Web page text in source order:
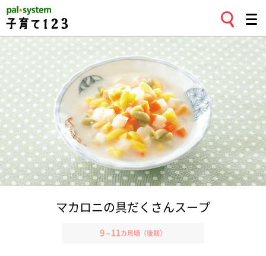
マカロニの具だくさんスープ
9～ 11 カ月頃（後期）